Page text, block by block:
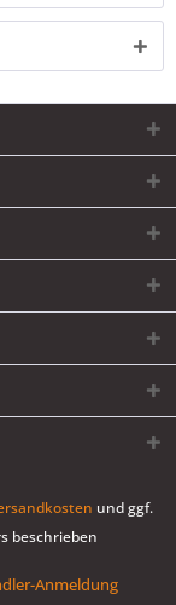
und ggf.
beschrieben
Anmeldung